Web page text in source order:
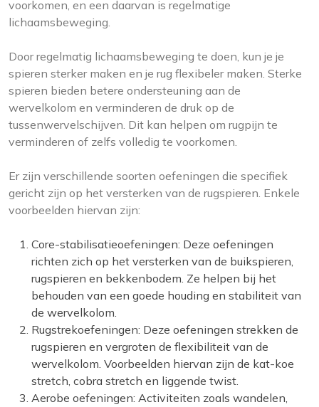
voorkomen, en een daarvan is regelmatige
lichaamsbeweging.
Door regelmatig lichaamsbeweging te doen, kun je je
spieren sterker maken en je rug flexibeler maken. Sterke
spieren bieden betere ondersteuning aan de
wervelkolom en verminderen de druk op de
tussenwervelschijven. Dit kan helpen om rugpijn te
verminderen of zelfs volledig te voorkomen.
Er zijn verschillende soorten oefeningen die specifiek
gericht zijn op het versterken van de rugspieren. Enkele
voorbeelden hiervan zijn:
Core-stabilisatieoefeningen: Deze oefeningen
richten zich op het versterken van de buikspieren,
rugspieren en bekkenbodem. Ze helpen bij het
behouden van een goede houding en stabiliteit van
de wervelkolom.
Rugstrekoefeningen: Deze oefeningen strekken de
rugspieren en vergroten de flexibiliteit van de
wervelkolom. Voorbeelden hiervan zijn de kat-koe
stretch, cobra stretch en liggende twist.
Aerobe oefeningen: Activiteiten zoals wandelen,